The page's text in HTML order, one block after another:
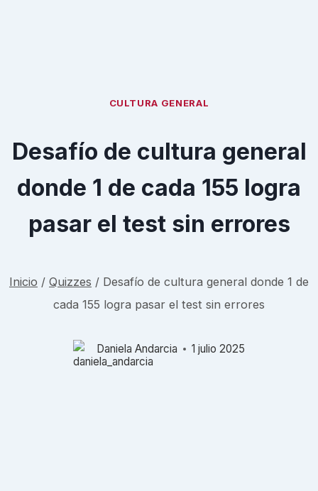
CULTURA GENERAL
Desafío de cultura general
donde 1 de cada 155 logra
pasar el test sin errores
Inicio / Quizzes / Desafío de cultura general donde 1 de
cada 155 logra pasar el test sin errores
Daniela Andarcia 1 julio 2025